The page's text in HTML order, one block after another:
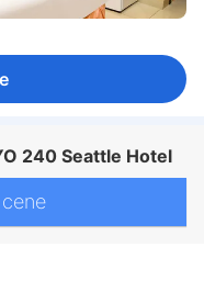
240 Seattle Hotel